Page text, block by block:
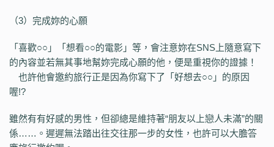
（3）完成妳的心願
「喜歡○○」「想看○○的電影」等，會注意妳在SNS上隨意寫下
的內容並若無其事地幫妳完成心願的他，便是重視你的證據！
也許他會邀約旅行正是因為你寫下了「好想去○○」的原因
喔!?
雖然有有好感的男性，但卻總是維持著“朋友以上戀人未滿”的關
係……。遲遲無法踏出往交往那一步的女性，也許可以大膽答